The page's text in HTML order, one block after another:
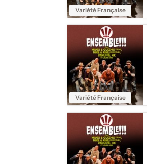
Variété Française
Variété Française